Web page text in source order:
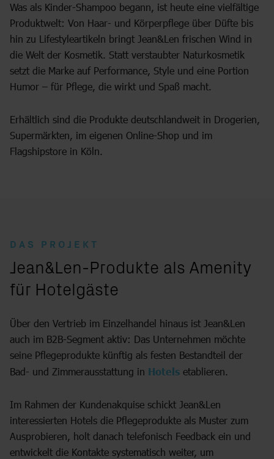
Was als Kinder-Shampoo begann, ist heute eine vielfältige
Produktwelt: Von Haar- und Körperpflege über Düfte bis
hin zu Lifestyleartikeln bringt Jean&Len frischen Wind in
die Welt der Kosmetik. Statt verstaubter Naturkosmetik
setzt die Marke auf Performance, Style und eine Portion
Humor – für Pflege, die wirkt und Spaß macht.
Erhältlich sind die Produkte deutschlandweit in Drogerien,
Supermärkten, im eigenen Online-Shop und im
Flagshipstore in Köln.
DAS PROJEKT
:
Jean&Len-Produkte als Amenity
für Hotelgäste
Über den Vertrieb im Einzelhandel hinaus ist Jean&Len
auch im B2B-Segment aktiv: Das Unternehmen möchte
seine Pflegeprodukte künftig als festen Bestandteil der
Bad- und Zimmerausstattung in Hotels etablieren.
Im Rahmen der Kundenakquise schickt Jean&Len
interessierten Hotels die Pflegeprodukte als Muster zum
Ausprobieren, holt danach telefonisch Feedback ein und
entwickelt die Kontakte systematisch weiter, um